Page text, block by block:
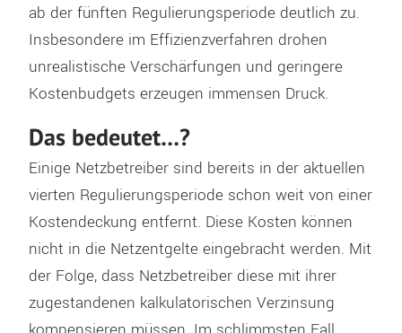
ab der fünften Regulierungsperiode deutlich zu.
Insbesondere im Effizienzverfahren drohen
unrealistische Verschärfungen und geringere
Kostenbudgets erzeugen immensen Druck.
Das bedeutet…?
Einige Netzbetreiber sind bereits in der aktuellen
vierten Regulierungsperiode schon weit von einer
Kostendeckung entfernt. Diese Kosten können
nicht in die Netzentgelte eingebracht werden. Mit
der Folge, dass Netzbetreiber diese mit ihrer
zugestandenen kalkulatorischen Verzinsung